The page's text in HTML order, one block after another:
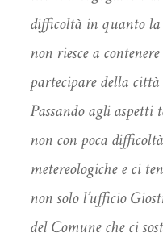
difficoltà in quanto la
non riesce a
partecipare della
Passando agli aspetti
non con poca
metereologiche e ci
non solo l’ufficio
del Comune che ci